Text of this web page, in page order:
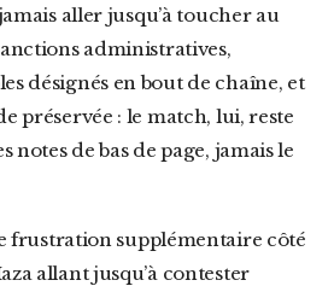
aller jusqu’à toucher au
administratives,
désignés en bout de chaîne, et
préservée : le match, lui, reste
notes de bas de page, jamais le
allant jusqu’à contester